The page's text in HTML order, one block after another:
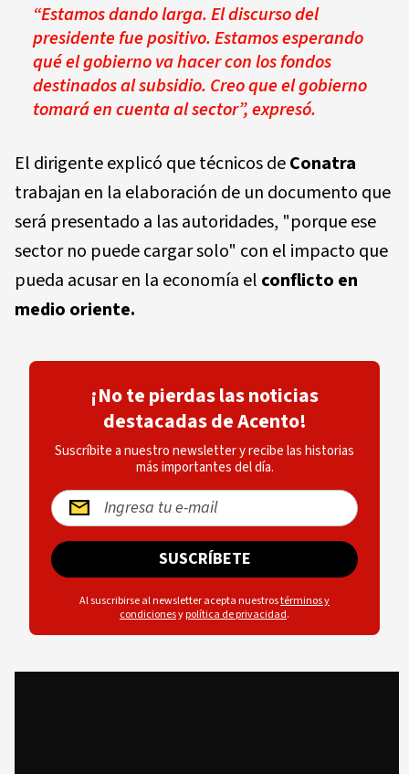
“Estamos dando larga. El discurso del
presidente fue positivo. Estamos esperando
qué el gobierno va hacer con los fondos
destinados al subsidio. Creo que el gobierno
tomará en cuenta al sector”, expresó.
El dirigente explicó que técnicos deConatra
trabajan en la elaboración de un documento que
será presentado a las autoridades, "porque ese
sector no puede cargar solo" con el impacto que
pueda acusar en la economía el conflicto en
medio oriente.
¡No te pierdas las noticias
destacadas de Acento!
Suscríbite a nuestro newsletter y recibe las historias
más importantes del día.
SUSCRÍBETE
Al suscribirse al newsletter acepta nuestrostérminos y
condicionesypolítica de privacidad.